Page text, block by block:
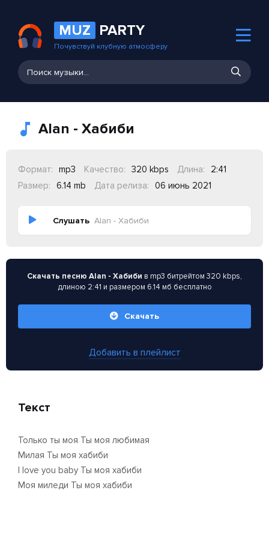
MUZ PARTY
Почувствуй клубную атмосферу
Alan - Хабиби
Формат: mp3 Качество: 320 kbps Длина:
2:41
Размер:
6.14 mb Дата релиза: 06 июнь 2021
Слушать Alan - Хабиби
Скачать песню Alan - Хабиби в mp3 битрейтом 320 kbps,
длиною 2:41 и размером 6.14 мб бесплатно
Скачать
Добавить в плейлист
Текст
Только ты моя Ты моя любимая
Милая Ты моя хабиби
I love you baby Ты моя хабиби
Моя миледи Ты моя хабиби